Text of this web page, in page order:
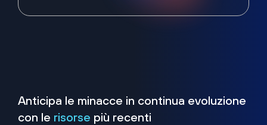
Anticipa le minacce in continua evoluzione
con le risorse più recenti